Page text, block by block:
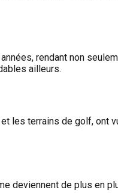
rendant non
ailleurs.
les terrains de golf, ont
deviennent de plus en